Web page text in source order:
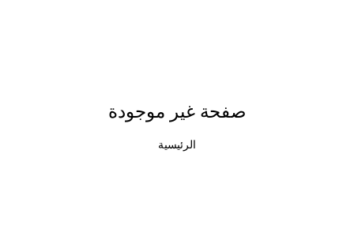
صفحة غير موجودة
الرئيسية